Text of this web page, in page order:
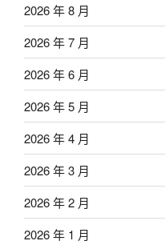
2026 年 8 月
2026 年 7 月
2026 年 6 月
2026 年 5 月
2026 年 4 月
2026 年 3 月
2026 年 2 月
2026 年 1 月